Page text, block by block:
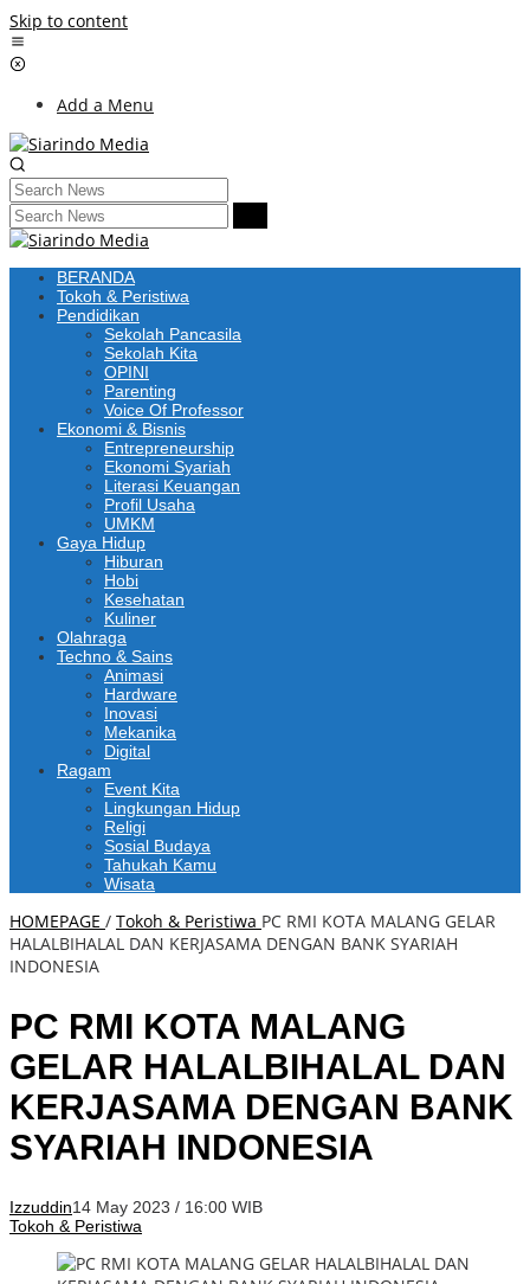
Skip to content
Add a Menu
BERANDA
Tokoh & Peristiwa
Pendidikan
Sekolah Pancasila
Sekolah Kita
OPINI
Parenting
Voice Of Professor
Ekonomi & Bisnis
Entrepreneurship
Ekonomi Syariah
Literasi Keuangan
Profil Usaha
UMKM
Gaya Hidup
Hiburan
Hobi
Kesehatan
Kuliner
Olahraga
Techno & Sains
Animasi
Hardware
Inovasi
Mekanika
Digital
Ragam
Event Kita
Lingkungan Hidup
Religi
Sosial Budaya
Tahukah Kamu
Wisata
HOMEPAGE / Tokoh & Peristiwa PC RMI KOTA MALANG GELAR
HALALBIHALAL DAN KERJASAMA DENGAN BANK SYARIAH
INDONESIA
PC RMI KOTA MALANG
GELAR HALALBIHALAL DAN
KERJASAMA DENGAN BANK
SYARIAH INDONESIA
Izzuddin14 May 2023 / 16:00 WIB
Tokoh & Peristiwa